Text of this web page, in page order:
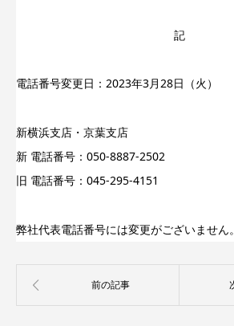
記
電話番号変更日：2023年3月28日（火）
新横浜支店・京葉支店
新 電話番号：050-8887-2502
旧 電話番号：045-295-4151
弊社代表電話番号には変更がございません。